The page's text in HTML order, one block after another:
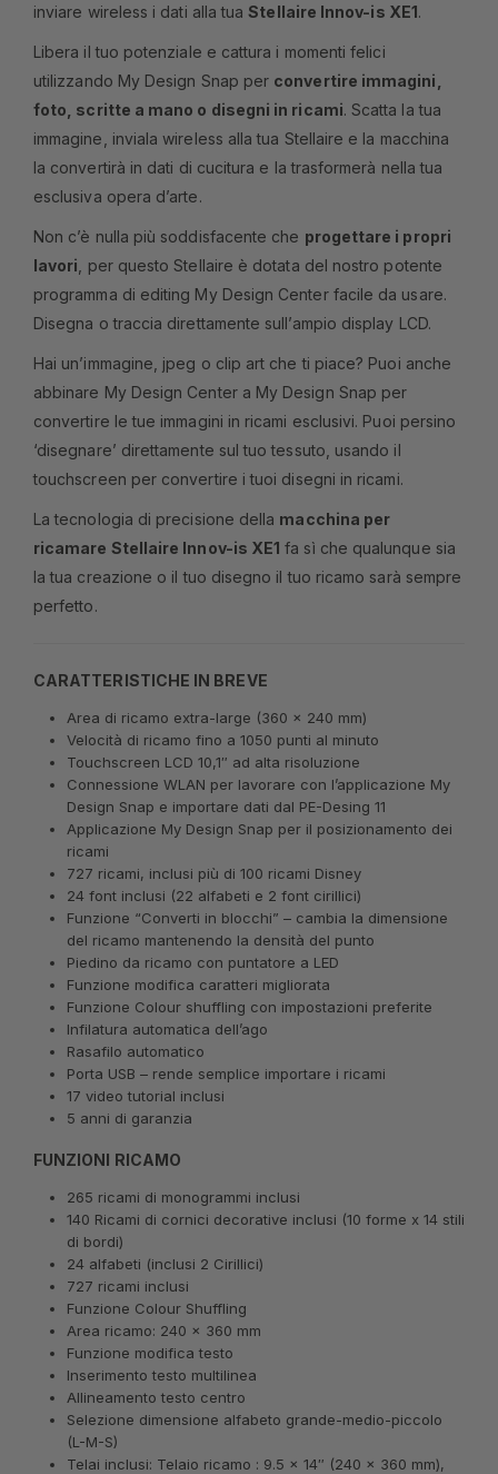
inviare wireless i dati alla tuaStellaire Innov-is XE1.
Libera il tuo potenziale e cattura i momenti felici
utilizzando My Design Snap per convertire immagini,
foto, scritte a mano o disegni in ricami. Scatta la tua
immagine, inviala wireless alla tua Stellaire e la macchina
la convertirà in dati di cucitura e la trasformerà nella tua
esclusiva opera d’arte.
Non c’è nulla più soddisfacente che progettare i propri
lavori , per questo Stellaire è dotata del nostro potente
programma di editing My Design Center facile da usare.
Disegna o traccia direttamente sull’ampio display LCD.
Hai un’immagine, jpeg o clip art che ti piace? Puoi anche
abbinare My Design Center a My Design Snap per
convertire le tue immagini in ricami esclusivi. Puoi persino
‘disegnare’ direttamente sul tuo tessuto, usando il
touchscreen per convertire i tuoi disegni in ricami.
La tecnologia di precisione della macchina per
ricamare Stellaire Innov-is XE1 fa sì che qualunque sia
la tua creazione o il tuo disegno il tuo ricamo sarà sempre
perfetto.
CARATTERISTICHE IN BREVE
Area di ricamo extra-large (360 x 240 mm)
Velocità di ricamo fino a 1050 punti al minuto
Touchscreen LCD 10,1″ ad alta risoluzione
Connessione WLAN per lavorare con l’applicazione My
Design Snap e importare dati dal PE-Desing 11
Applicazione My Design Snap per il posizionamento dei
ricami
727 ricami, inclusi più di 100 ricami Disney
24 font inclusi (22 alfabeti e 2 font cirillici)
Funzione “Converti in blocchi” – cambia la dimensione
del ricamo mantenendo la densità del punto
Piedino da ricamo con puntatore a LED
Funzione modifica caratteri migliorata
Funzione Colour shuffling con impostazioni preferite
Infilatura automatica dell’ago
Rasafilo automatico
Porta USB – rende semplice importare i ricami
17 video tutorial inclusi
5 anni di garanzia
FUNZIONI RICAMO
265 ricami di monogrammi inclusi
140 Ricami di cornici decorative inclusi (10 forme x 14 stili
di bordi)
24 alfabeti (inclusi 2 Cirillici)
727 ricami inclusi
Funzione Colour Shuffling
Area ricamo: 240 x 360 mm
Funzione modifica testo
Inserimento testo multilinea
Allineamento testo centro
Selezione dimensione alfabeto grande-medio-piccolo
(L-M-S)
Telai inclusi: Telaio ricamo : 9.5 x 14″ (240 x 360 mm),